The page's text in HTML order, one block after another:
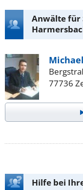
Anwälte für
77736
Hilfe bei